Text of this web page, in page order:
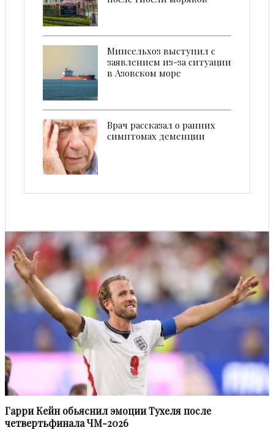
Минсельхоз выступил с
заявлением из-за ситуации
в Азовском море
Врач рассказал о ранних
симптомах деменции
Гарри Кейн обьяснил эмоции Тухеля после
четвертьфинала ЧМ-2026